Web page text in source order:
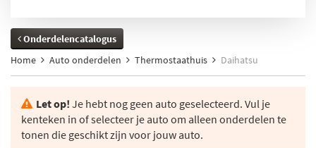
Onderdelencatalogus
Home
Auto onderdelen Thermostaathuis Daihatsu
Let op! Je hebt nog geen auto geselecteerd. Vul je
kenteken in of selecteer je auto om alleen onderdelen te
tonen die geschikt zijn voor jouw auto.